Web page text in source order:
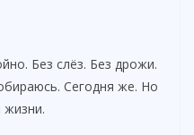
Без слёз. Без дрожи.
Сегодня же. Но
жизни.